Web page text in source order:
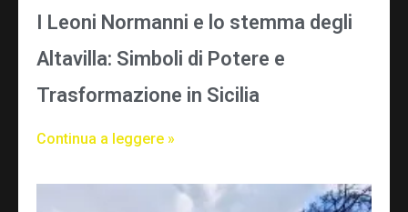
I Leoni Normanni e lo stemma degli
Altavilla: Simboli di Potere e
Trasformazione in Sicilia
Continua a leggere »